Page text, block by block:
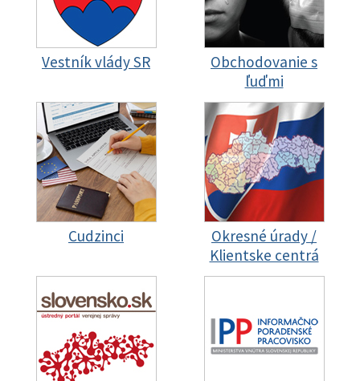
Vestník vlády SR
Obchodovanie s
ľuďmi
Cudzinci
Okresné úrady /
Klientske centrá